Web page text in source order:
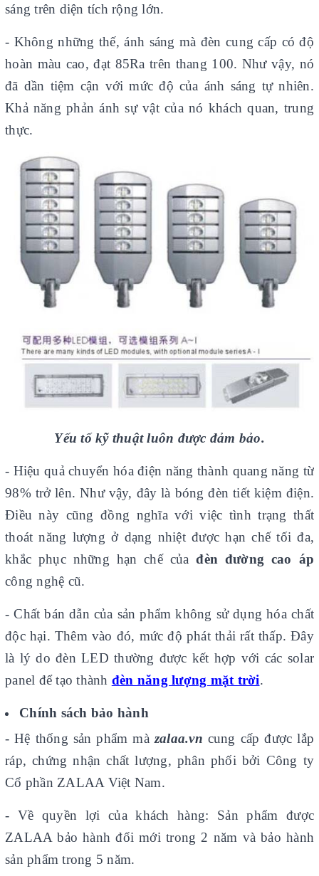
sáng trên diện tích rộng lớn.
- Không những thế, ánh sáng mà đèn cung cấp có độ
hoàn màu cao, đạt 85Ra trên thang 100. Như vậy, nó
đã dần tiệm cận với mức độ của ánh sáng tự nhiên.
Khả năng phản ánh sự vật của nó khách quan, trung
thực.
Yếu tố kỹ thuật luôn được đảm bảo.
- Hiệu quả chuyển hóa điện năng thành quang năng từ
98% trở lên. Như vậy, đây là bóng đèn tiết kiệm điện.
Điều này cũng đồng nghĩa với việc tình trạng thất
thoát năng lượng ở dạng nhiệt được hạn chế tối đa,
khắc phục những hạn chế củađèn đường cao áp
công nghệ cũ.
- Chất bán dẫn của sản phẩm không sử dụng hóa chất
độc hại. Thêm vào đó, mức độ phát thải rất thấp. Đây
là lý do đèn LED thường được kết hợp với các solar
panel để tạo thành đèn năng lượng mặt trời.
Chính sách bảo hành
- Hệ thống sản phẩm màzalaa.vn cung cấp được lắp
ráp, chứng nhận chất lượng, phân phối bởi Công ty
Cổ phần ZALAA Việt Nam.
- Về quyền lợi của khách hàng: Sản phẩm được
ZALAA bảo hành đổi mới trong 2 năm và bảo hành
sản phẩm trong 5 năm.